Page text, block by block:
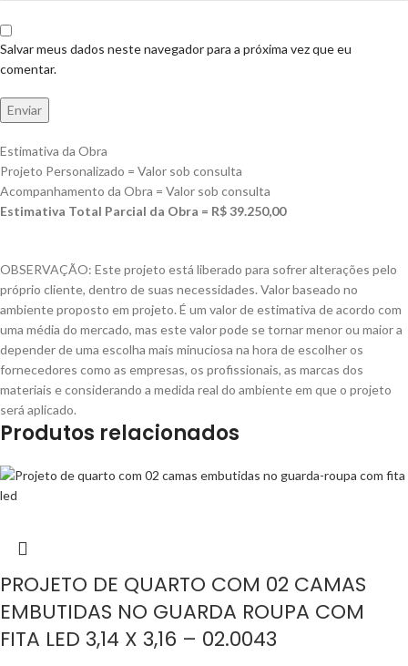
Salvar meus dados neste navegador para a próxima vez que eu
comentar.
Estimativa da Obra
Projeto Personalizado = Valor sob consulta
Acompanhamento da Obra = Valor sob consulta
Estimativa Total Parcial da Obra = R$ 39.250,00
OBSERVAÇÃO: Este projeto está liberado para sofrer alterações pelo
próprio cliente, dentro de suas necessidades. Valor baseado no
ambiente proposto em projeto. É um valor de estimativa de acordo com
uma média do mercado, mas este valor pode se tornar menor ou maior a
depender de uma escolha mais minuciosa na hora de escolher os
fornecedores como as empresas, os profissionais, as marcas dos
materiais e considerando a medida real do ambiente em que o projeto
será aplicado.
Produtos relacionados
PROJETO DE QUARTO COM 02 CAMAS
EMBUTIDAS NO GUARDA ROUPA COM
FITA LED 3,14 X 3,16 – 02.0043